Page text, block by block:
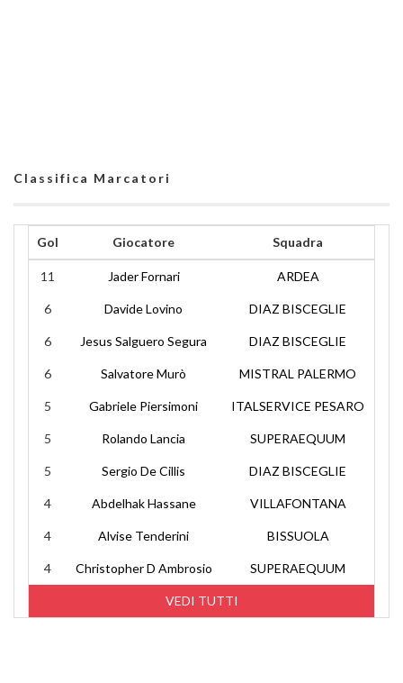
Classifica Marcatori
Gol Giocatore Squadra
VEDI TUTTI
11 Jader Fornari ARDEA
6 Davide Lovino DIAZ BISCEGLIE
6 Jesus Salguero Segura DIAZ BISCEGLIE
6 Salvatore Murò MISTRAL PALERMO
5 Gabriele Piersimoni ITALSERVICE PESARO
5 Rolando Lancia SUPERAEQUUM
5 Sergio De Cillis DIAZ BISCEGLIE
4 Abdelhak Hassane VILLAFONTANA
4 Alvise Tenderini BISSUOLA
4 Christopher D Ambrosio SUPERAEQUUM